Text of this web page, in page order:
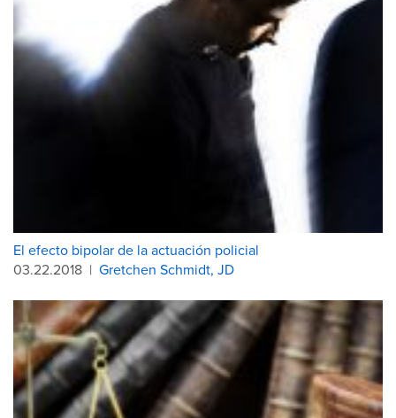
El efecto bipolar de la actuación policial
03.22.2018 | Gretchen Schmidt, JD